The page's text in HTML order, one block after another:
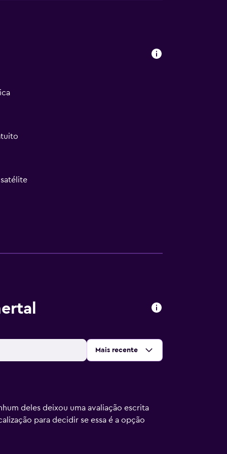
Ordenar por:
Mais recente
deles deixou uma avaliação escrita
para decidir se essa é a opção